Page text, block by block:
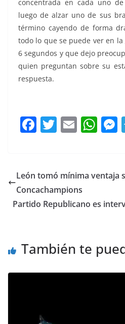
concentrada en cada uno
luego de alzar uno de sus
término cayendo de forma
todo lo que se puede ver en
6 segundos y que dejo
quien preguntan sobre su
respuesta.
F
e
b
o
T
er
E
l
W
s
p
León tomó mínima ventaja
Concachampions
Partido Republicano es
También te